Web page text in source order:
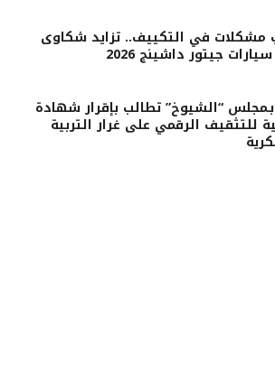
مشكلات في التكييف.. تزايد شكاوى
جيتور داشينج 2026
بـمجلس “الشيوخ” تطالب بإقرار شهادة
للتثقيف الرقمي على غرار التربية